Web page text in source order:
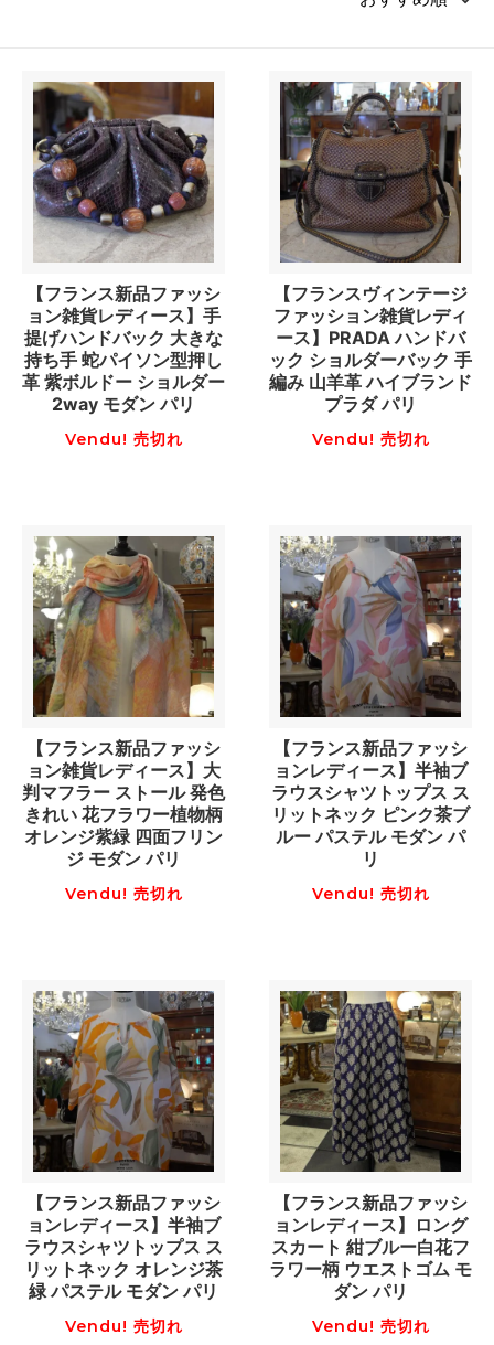
【フランス新品ファッシ
ョン雑貨レディース】手
提げハンドバック 大きな
持ち手 蛇パイソン型押し
革 紫ボルドー ショルダー
2way モダン パリ
Vendu! 売切れ
【フランスヴィンテージ
ファッション雑貨レディ
ース】PRADA ハンドバ
ック ショルダーバック 手
編み 山羊革 ハイブランド
プラダ パリ
Vendu! 売切れ
【フランス新品ファッシ
ョン雑貨レディース】大
判マフラー ストール 発色
きれい 花フラワー植物柄
オレンジ紫緑 四面フリン
ジ モダン パリ
Vendu! 売切れ
【フランス新品ファッシ
ョンレディース】半袖ブ
ラウスシャツトップス ス
リットネック ピンク茶ブ
ルー パステル モダン パ
リ
Vendu! 売切れ
【フランス新品ファッシ
ョンレディース】半袖ブ
ラウスシャツトップス ス
リットネック オレンジ茶
緑 パステル モダン パリ
Vendu! 売切れ
【フランス新品ファッシ
ョンレディース】ロング
スカート 紺ブルー白花フ
ラワー柄 ウエストゴム モ
ダン パリ
Vendu! 売切れ